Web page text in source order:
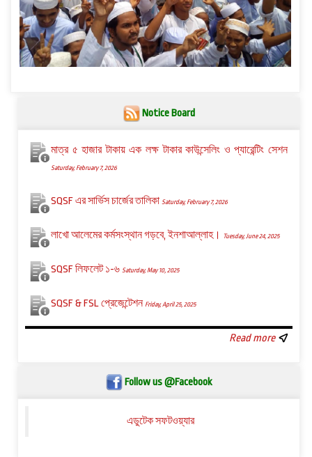
Notice Board
মাত্র ৫ হাজার টাকায় এক লক্ষ টাকার কাউন্সেলিং ও প্যারেন্টিং সেশন
Saturday, February 7, 2026
SQSF এর সার্ভিস চার্জের তালিকা Saturday, February 7, 2026
লাখো আলেমের কর্মসংস্থান গড়বে, ইনশাআল্লাহ। Tuesday, June 24, 2025
SQSF লিফলেট ১-৬ Saturday, May 10, 2025
SQSF & FSL প্রেজেন্টেশন Friday, April 25, 2025
Read more
Follow us @Facebook
এডুটেক সফটওয়্যার